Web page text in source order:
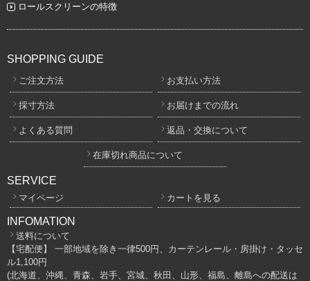
ロールスクリーンの特徴
SHOPPING GUIDE
ご注文方法 お支払い方法
採寸方法 お届けまでの流れ
よくある質問 返品・交換について
在庫切れ商品について
SERVICE
マイページ カートを見る
INFOMATION
送料について
【宅配便】 一部地域を除き一律500円、カーテンレール・房掛け・タッセ
ル1,100円
(北海道、沖縄、青森、岩手、宮城、秋田、山形、福島、離島への配送は